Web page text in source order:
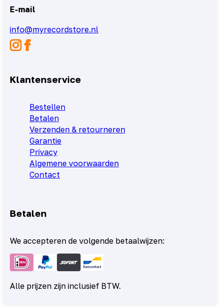
E-mail
info@myrecordstore.nl
Klantenservice
Bestellen
Betalen
Verzenden & retourneren
Garantie
Privacy
Algemene voorwaarden
Contact
Betalen
We accepteren de volgende betaalwijzen:
Alle prijzen zijn inclusief BTW.